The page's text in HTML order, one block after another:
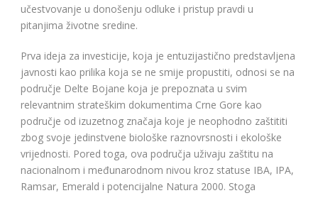
učestvovanje u donošenju odluke i pristup pravdi u
pitanjima životne sredine.
Prva ideja za investicije, koja je entuzijastično predstavljena
javnosti kao prilika koja se ne smije propustiti, odnosi se na
područje Delte Bojane koja je prepoznata u svim
relevantnim strateškim dokumentima Crne Gore kao
područje od izuzetnog značaja koje je neophodno zaštititi
zbog svoje jedinstvene biološke raznovrsnosti i ekološke
vrijednosti. Pored toga, ova područja uživaju zaštitu na
nacionalnom i međunarodnom nivou kroz statuse IBA, IPA,
Ramsar, Emerald i potencijalne Natura 2000. Stoga